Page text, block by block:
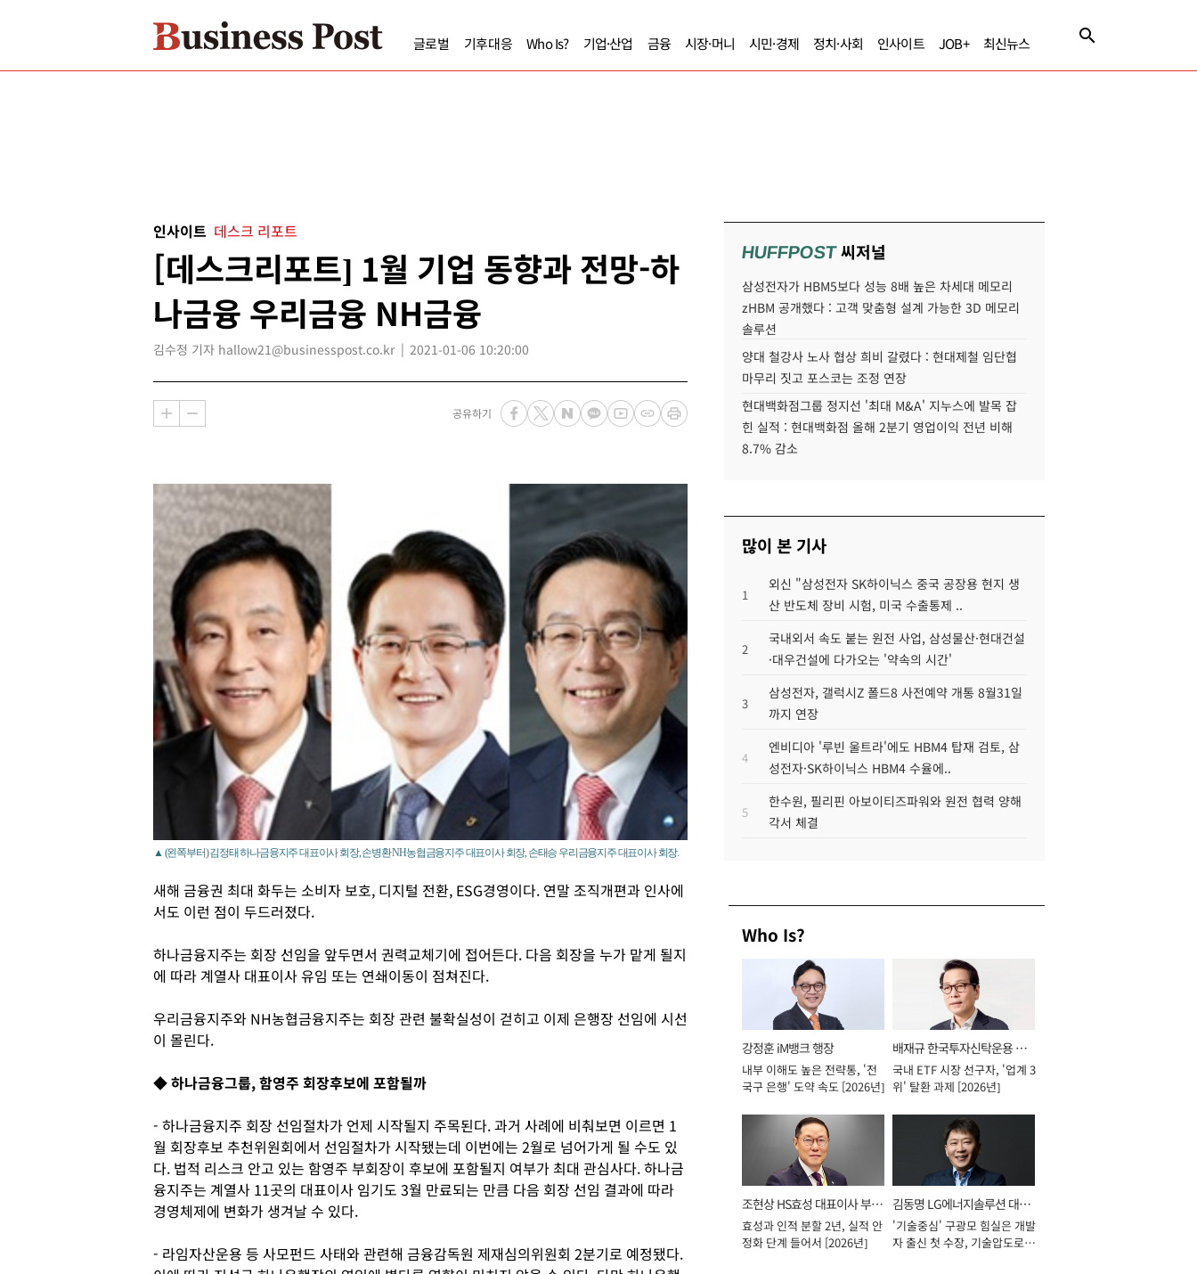
글로벌 기후대응 Who Is? 기업·산업 금융 시장·머니 시민·경제 정치·사회 인사이트 JOB+ 최신뉴스
인사이트 데스크 리포트
[데스크리포트] 1월 기업 동향과 전망-하
나금융 우리금융 NH금융
김수정 기자 hallow21@businesspost.co.kr 2021-01-06 10:20:00
공유하기
▲ (왼쪽부터) 김정태 하나금융지주 대표이사 회장, 손병환 NH농협금융지주 대표이사 회장, 손태승 우리금융지주 대표이사 회장.
새해 금융권 최대 화두는 소비자 보호, 디지털 전환, ESG경영이다. 연말 조직개편과 인사에
서도 이런 점이 두드러졌다.
하나금융지주는 회장 선임을 앞두면서 권력교체기에 접어든다. 다음 회장을 누가 맡게 될지
에 따라 계열사 대표이사 유임 또는 연쇄이동이 점쳐진다.
우리금융지주와 NH농협금융지주는 회장 관련 불확실성이 걷히고 이제 은행장 선임에 시선
이 몰린다.
◆ 하나금융그룹, 함영주 회장후보에 포함될까
- 하나금융지주 회장 선임절차가 언제 시작될지 주목된다. 과거 사례에 비춰보면 이르면 1
월 회장후보 추천위원회에서 선임절차가 시작됐는데 이번에는 2월로 넘어가게 될 수도 있
다. 법적 리스크 안고 있는 함영주 부회장이 후보에 포함될지 여부가 최대 관심사다. 하나금
융지주는 계열사 11곳의 대표이사 임기도 3월 만료되는 만큼 다음 회장 선임 결과에 따라
경영체제에 변화가 생겨날 수 있다.
- 라임자산운용 등 사모펀드 사태와 관련해 금융감독원 제재심의위원회 2분기로 예정됐다.
HUFFPOST씨저널
삼성전자가 HBM5보다 성능 8배 높은 차세대 메모리
zHBM 공개했다 : 고객 맞춤형 설계 가능한 3D 메모리
솔루션
양대 철강사 노사 협상 희비 갈렸다 : 현대제철 임단협
마무리 짓고 포스코는 조정 연장
현대백화점그룹 정지선 '최대 M&A' 지누스에 발목 잡
힌 실적 : 현대백화점 올해 2분기 영업이익 전년 비해
8.7% 감소
많이 본 기사
1
외신 "삼성전자 SK하이닉스 중국 공장용 현지 생
산 반도체 장비 시험, 미국 수출통제 ..
2
국내외서 속도 붙는 원전 사업, 삼성물산·현대건설
·대우건설에 다가오는 '약속의 시간'
3
삼성전자, 갤럭시Z 폴드8 사전예약 개통 8월31일
까지 연장
4
엔비디아 '루빈 울트라'에도 HBM4 탑재 검토, 삼
성전자·SK하이닉스 HBM4 수율에..
5
한수원, 필리핀 아보이티즈파워와 원전 협력 양해
각서 체결
Who Is?
강정훈 iM뱅크 행장
내부 이해도 높은 전략통, '전
국구 은행' 도약 속도 [2026년]
배재규 한국투자신탁운용 대
표이사 사장
국내 ETF 시장 선구자, '업계 3
위' 탈환 과제 [2026년]
조현상 HS효성 대표이사 부회
장
효성과 인적 분할 2년, 실적 안
정화 단계 들어서 [2026년]
김동명 LG에너지솔루션 대표
이사 사장
'기술중심' 구광모 힘실은 개발
자 출신 첫 수장, 기술압도로